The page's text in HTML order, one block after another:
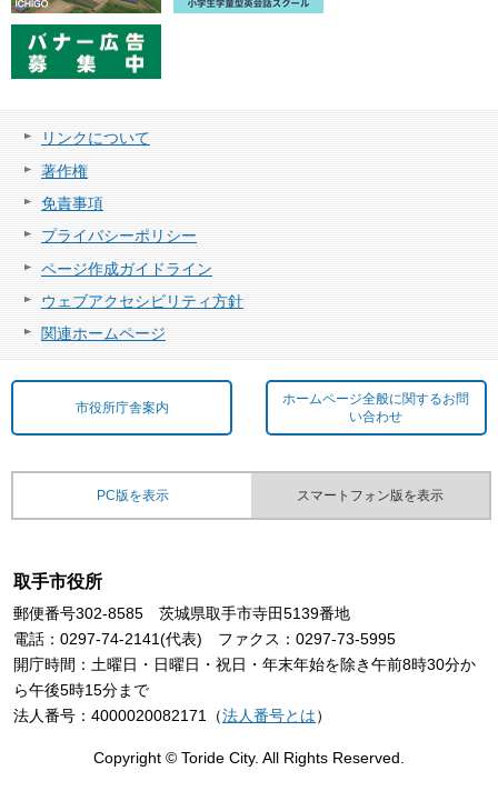
リンクについて
著作権
免責事項
プライバシーポリシー
ページ作成ガイドライン
ウェブアクセシビリティ方針
関連ホームページ
市役所庁舎案内
ホームページ全般に関するお問
い合わせ
PC版を表示 スマートフォン版を表示
取手市役所
郵便番号302-8585 茨城県取手市寺田5139番地
電話：0297-74-2141(代表) ファクス：0297-73-5995
開庁時間：土曜日・日曜日・祝日・年末年始を除き午前8時30分か
ら午後5時15分まで
法人番号：4000020082171（法人番号とは）
Copyright © Toride City. All Rights Reserved.